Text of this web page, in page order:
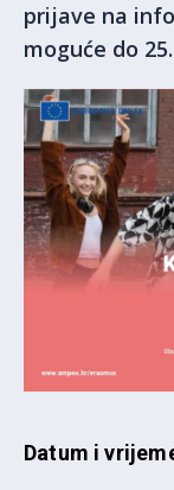
prijave na
moguće do
Datum i